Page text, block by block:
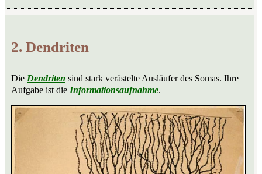
2. Dendriten
Die Dendriten sind stark verästelte Ausläufer des Somas. Ihre
Aufgabe ist die Informationsaufnahme.